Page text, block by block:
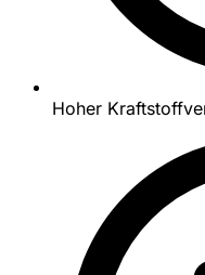
Hoher